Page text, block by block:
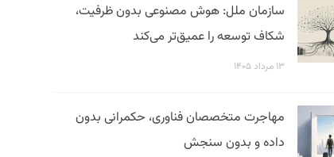
سازمان ملل: هوش مصنوعی بدون ظرفیت،
شکاف توسعه را عمیق‌تر می‌کند
۱۳ مرداد ۱۴۰۵
مهاجرت متخصصان فناوری، حکمرانی بدون
داده و بدون سنجش